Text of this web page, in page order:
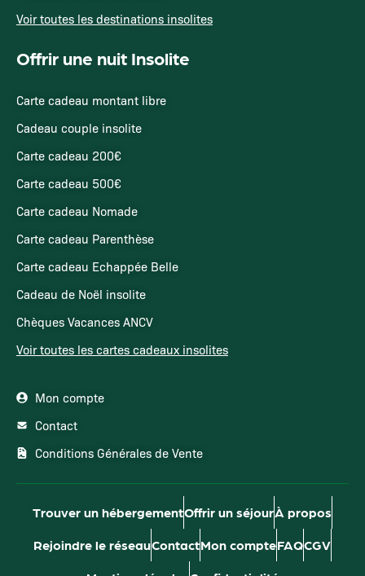
Voir toutes les destinations insolites
Offrir une nuit Insolite
Carte cadeau montant libre
Cadeau couple insolite
Carte cadeau 200€
Carte cadeau 500€
Carte cadeau Nomade
Carte cadeau Parenthèse
Carte cadeau Echappée Belle
Cadeau de Noël insolite
Chèques Vacances ANCV
Voir toutes les cartes cadeaux insolites
Mon compte
Contact
Conditions Générales de Vente
Trouver un hébergementOffrir un séjourÀ propos
Rejoindre le réseauContactMon compteFAQCGV